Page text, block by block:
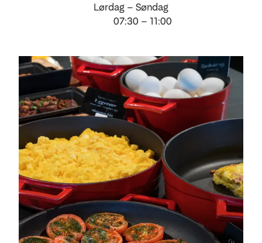
Lørdag – Søndag
07:30 – 11:00